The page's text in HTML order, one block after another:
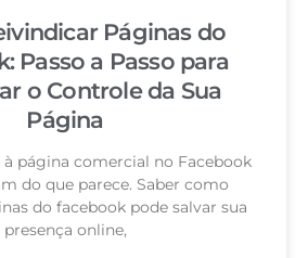
Páginas do
Passo a Passo para
o Controle da Sua
Página
à página comercial no Facebook
do que parece. Saber como
do facebook pode salvar sua
presença online,